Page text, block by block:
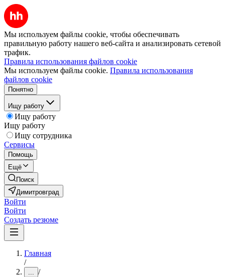
Мы используем файлы cookie, чтобы обеспечивать
правильную работу нашего веб-сайта и анализировать сетевой
трафик.
Правила использования файлов cookie
Мы используем файлы cookie. Правила использования
файлов cookie
Понятно
Ищу работу
Ищу работу
Ищу работу
Ищу сотрудника
Сервисы
Помощь
Ещё
Поиск
Димитровград
Войти
Войти
Создать резюме
Главная
/
... /